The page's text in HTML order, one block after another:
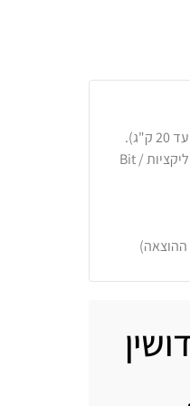
כרטיסי אשראי, PayPal, העברה בנקאית או באפליקציות Bit /